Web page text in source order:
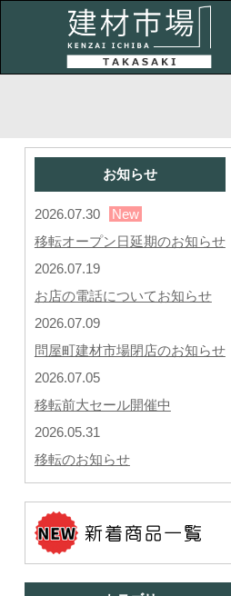
お知らせ
2026.07.30
New
移転オープン日延期のお知らせ
2026.07.19
お店の電話についてお知らせ
2026.07.09
問屋町建材市場閉店のお知らせ
2026.07.05
移転前大セール開催中
2026.05.31
移転のお知らせ